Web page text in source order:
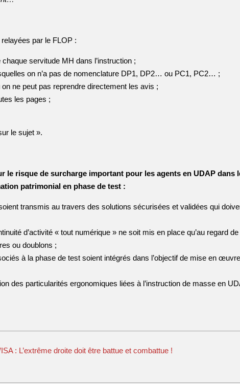
par le FLOP :
servitude MH dans l’instruction ;
on n’a pas de nomenclature DP1, DP2… ou PC1, PC2… ;
ne peut pas reprendre directement les avis ;
les pages ;
le sujet ».
le risque de surcharge important pour les agents en UDAP dans
patrimonial en phase de test :
transmis au travers des solutions sécurisées et validées qui
d’activité « tout numérique » ne soit mis en place qu’au regard
ou doublons ;
à la phase de test soient intégrés dans l’objectif de mise en
des particularités ergonomiques liées à l’instruction de masse en
: L’extrême droite doit être battue et combattue !